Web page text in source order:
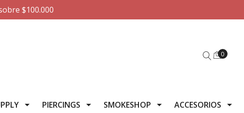
$100.000
0
PIERCINGS SMOKESHOP ACCESORIOS